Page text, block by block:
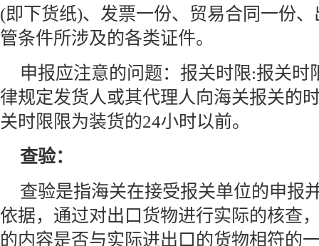
(即下货纸)、发票一份、贸易合同一份
管条件所涉及的各类证件。
申报应注意的问题：报关时限:报关时
律规定发货人或其代理人向海关报关的
关时限限为装货的24小时以前。
查验：
查验是指海关在接受报关单位的申报
依据，通过对出口货物进行实际的核查
的内容是否与实际进出口的货物相符的